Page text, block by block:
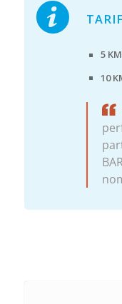
5
10